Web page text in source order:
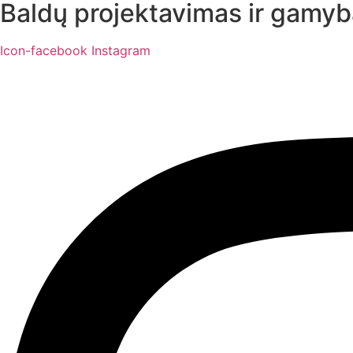
Baldų projektavimas ir
Icon-facebook Instagram